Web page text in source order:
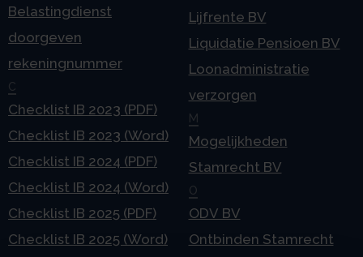
Belastingdienst
doorgeven
rekeningnummer
C
Checklist IB 2023 (PDF)
Checklist IB 2023 (Word)
Checklist IB 2024 (PDF)
Checklist IB 2024 (Word)
Checklist IB 2025 (PDF)
Checklist IB 2025 (Word)
Lijfrente BV
Liquidatie Pensioen BV
Loonadministratie
verzorgen
M
Mogelijkheden
Stamrecht BV
O
ODV BV
Ontbinden Stamrecht